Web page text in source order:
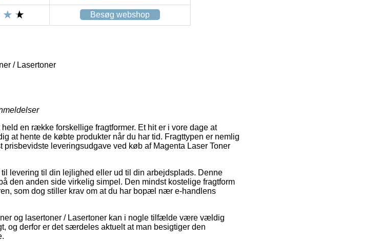
Besøg webshop
/ Lasertoner
en række forskellige fragtformer. Et hit er i vore dage at
at hente de købte produkter når du har tid. Fragttypen er nemlig
prisbevidste leveringsudgave ved køb af Magenta Laser Toner
levering til din lejlighed eller ud til din arbejdsplads. Denne
den anden side virkelig simpel. Den mindst kostelige fragtform
som dog stiller krav om at du har bopæl nær e-handlens
og lasertoner / Lasertoner kan i nogle tilfælde være vældig
og derfor er det særdeles aktuelt at man besigtiger den